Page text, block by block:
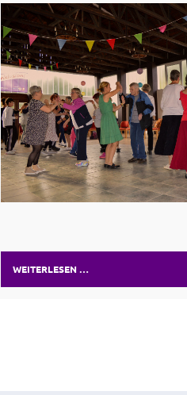
WEITERLESEN …